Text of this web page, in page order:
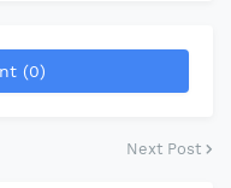
(0)
Next Post